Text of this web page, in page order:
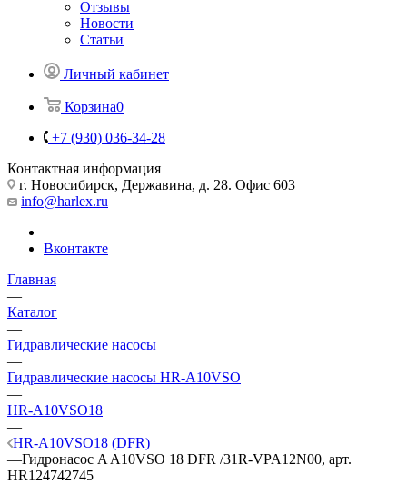
Отзывы
Новости
Статьи
Личный кабинет
Корзина0
+7 (930) 036-34-28
Контактная информация
г. Новосибирск, Державина, д. 28. Офис 603
info@harlex.ru
Вконтакте
Главная
—
Каталог
—
Гидравлические насосы
—
Гидравлические насосы HR-A10VSO
—
HR-A10VSO18
—
HR-A10VSO18 (DFR)
—Гидронасос A A10VSO 18 DFR /31R-VPA12N00, арт.
HR124742745